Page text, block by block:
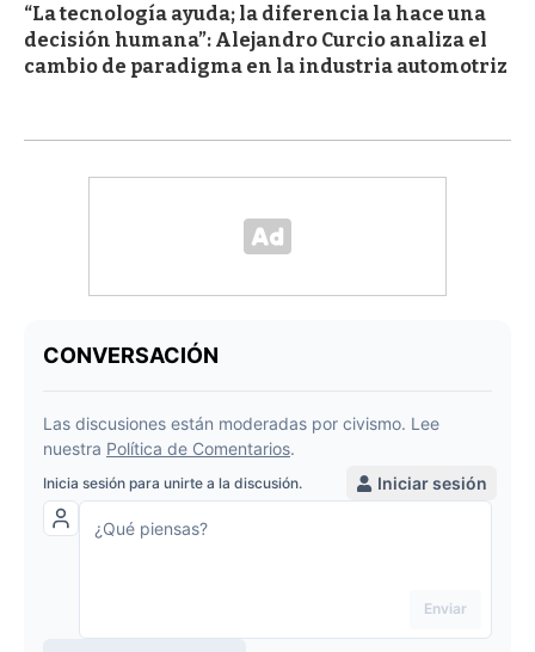
“La tecnología ayuda; la diferencia la hace una
decisión humana”: Alejandro Curcio analiza el
cambio de paradigma en la industria automotriz